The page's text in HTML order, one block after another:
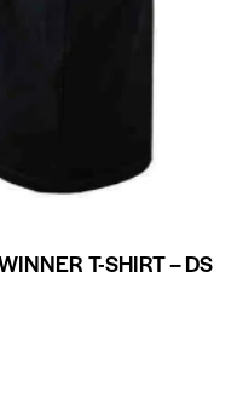
T-SHIRT – DS